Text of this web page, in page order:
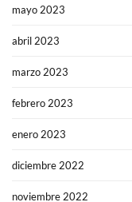
mayo 2023
abril 2023
marzo 2023
febrero 2023
enero 2023
diciembre 2022
noviembre 2022